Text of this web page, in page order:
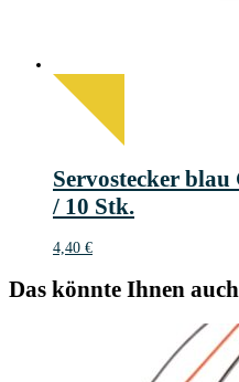
Servostecker
/ 10 Stk.
4,40 €
Das könnte Ihnen